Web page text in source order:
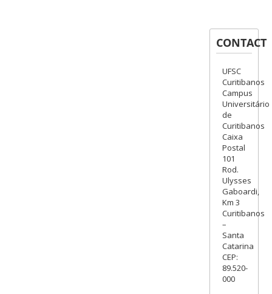
CONTACT
UFSC
Curitibanos
Campus
Universitário
de
Curitibanos
Caixa
Postal
101
Rod.
Ulysses
Gaboardi,
Km 3
Curitibanos
–
Santa
Catarina
CEP:
89.520-
000